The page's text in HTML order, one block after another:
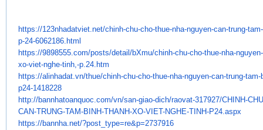
https://123nhadatviet.net/chinh-chu-cho-thue-nha-nguyen-can-trung-
p-24-6062186. html
https://9898555.com/posts/detail/bXmu/chinh-chu-cho-thue-nha-
xo-viet-nghe-tinh,-p.24.htm
https://alinhadat.vn/thue/chinh-chu-cho-thue-nha-nguyen-can-trung-tam-
p24-1418228
http://bannhatoanquoc.com/vn/san-giao-dich/raovat-317927/CHINH-
CAN-TRUNG-TAM-BINH-THANH-XO-VIET-NGHE-TINH-P24.aspx
https://bannha.net/?post_type=re&p=2737916